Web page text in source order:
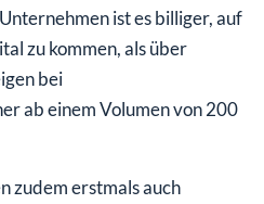
ist es billiger, auf
zu kommen, als über
bei
ab einem Volumen von 200
zudem erstmals auch